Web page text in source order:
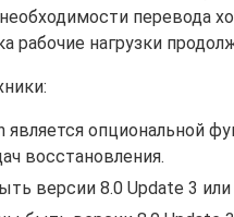
перевода
рабочие нагрузки
является опциональной
восстановления.
версии 8.0 Update 3